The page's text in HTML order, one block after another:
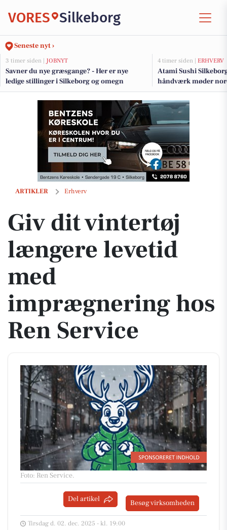
VORES Silkeborg
Seneste nyt ›
3 timer siden | JOBNYT
Savner du nye græsgange? - Her er nye
ledige stillinger i Silkeborg og omegn
4 timer siden | ERHVERV
Atami Sushi
håndværk møder
ARTIKLER Erhverv
Giv dit vintertøj længere levetid med imprægnering hos Ren Service
Giv dit vintertøj
længere levetid
med
imprægnering hos
Ren Service
Foto: Ren Service.
Del artikel Besøg virksomheden
Tirsdag d. 02. dec. 2025 - kl. 19:00